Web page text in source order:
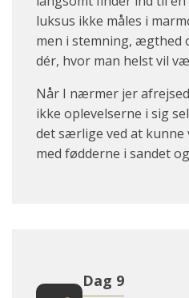
luksus ikke måles i
men i stemning, ægthed
dér, hvor man helst vil
Når I nærmer jer
ikke oplevelserne i sig
det særlige ved at
med fødderne i sandet
Dag 9